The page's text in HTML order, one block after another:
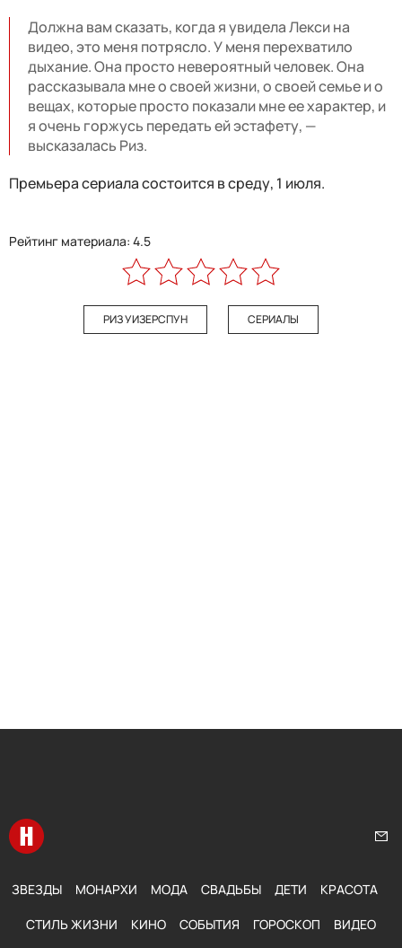
Должна вам сказать, когда я увидела Лекси на
видео, это меня потрясло. У меня перехватило
дыхание. Она просто невероятный человек. Она
рассказывала мне о своей жизни, о своей семье и о
вещах, которые просто показали мне ее характер, и
я очень горжусь передать ей эстафету, —
высказалась Риз.
Премьера сериала состоится в среду, 1 июля.
Рейтинг материала: 4.5
РИЗ УИЗЕРСПУН СЕРИАЛЫ
Перейти на главную
ЗВЕЗДЫ МОНАРХИ МОДА СВАДЬБЫ ДЕТИ КРАСОТА
СТИЛЬ ЖИЗНИ КИНО СОБЫТИЯ ГОРОСКОП ВИДЕО